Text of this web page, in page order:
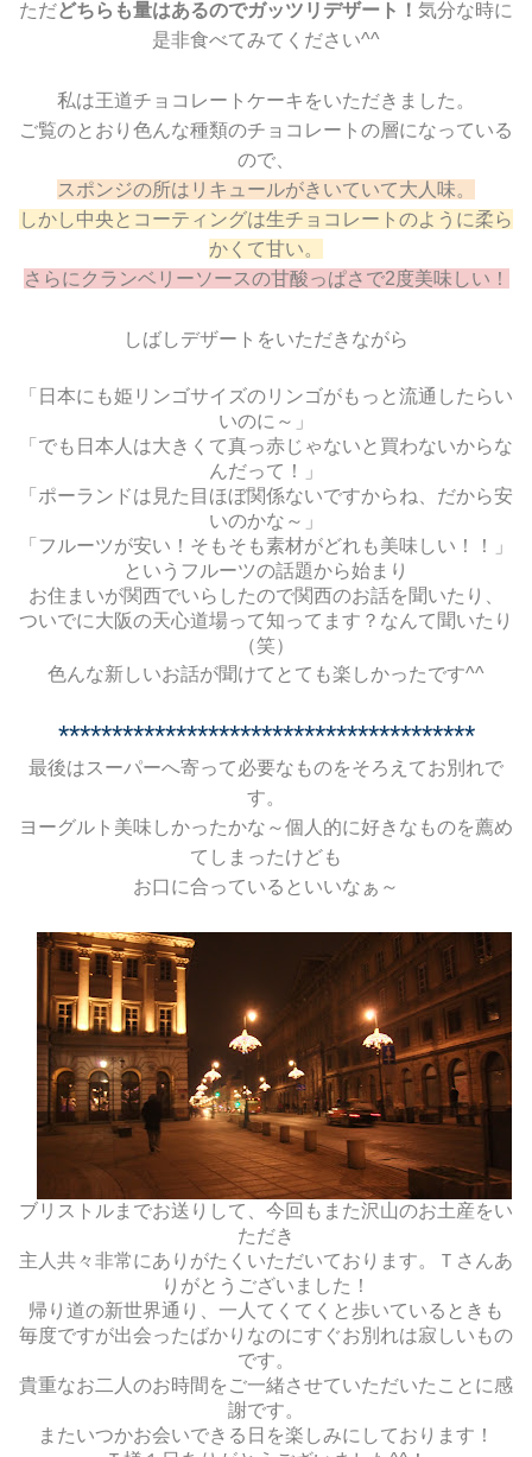
ただどちらも量はあるのでガッツリデザート！ 気分な時に
是非食べてみてください^^
私は王道チョコレートケーキをいただきました。
ご覧のとおり色んな種類のチョコレートの層になっている
ので、
スポンジの所はリキュールがきいていて大人味。
しかし中央とコーティングは生チョコレートのように柔ら
かくて甘い。
さらにクランベリーソースの甘酸っぱさで2度美味しい！
しばしデザートをいただきながら
「日本にも姫リンゴサイズのリンゴがもっと流通したらい
いのに～」
「でも日本人は大きくて真っ赤じゃないと買わないからな
んだって！」
「ポーランドは見た目ほぼ関係ないですからね、だから安
いのかな～」
「フルーツが安い！そもそも素材がどれも美味しい！！」
というフルーツの話題から始まり
お住まいが関西でいらしたので関西のお話を聞いたり、
ついでに大阪の天心道場って知ってます？なんて聞いたり
（笑）
色んな新しいお話が聞けてとても楽しかったです^^
***************************************
最後はスーパーへ寄って必要なものをそろえてお別れで
す。
ヨーグルト美味しかったかな～個人的に好きなものを薦め
てしまったけども
お口に合っているといいなぁ～
ブリストルまでお送りして、今回もまた沢山のお土産をい
ただき
主人共々非常にありがたくいただいております。Ｔさんあ
りがとうございました！
帰り道の新世界通り、一人てくてくと歩いているときも
毎度ですが出会ったばかりなのにすぐお別れは寂しいもの
です。
貴重なお二人のお時間をご一緒させていただいたことに感
謝です。
またいつかお会いできる日を楽しみにしております！